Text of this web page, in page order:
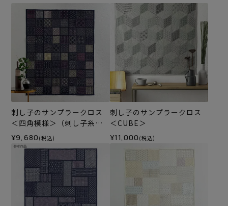
刺し子のサンプラークロス
＜四角模様＞（刺し子糸な
し）
¥9,680 (税込)
刺し子のサンプラークロス
＜CUBE＞
¥11,000 (税込)